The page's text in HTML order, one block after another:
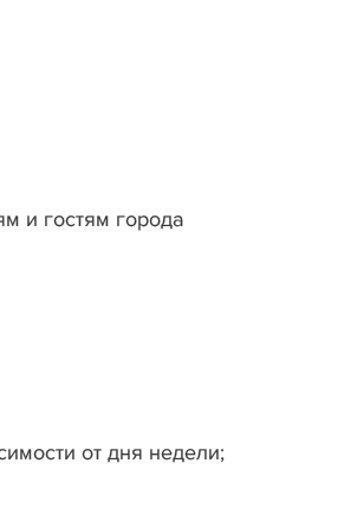
и гостям города
от дня недели;